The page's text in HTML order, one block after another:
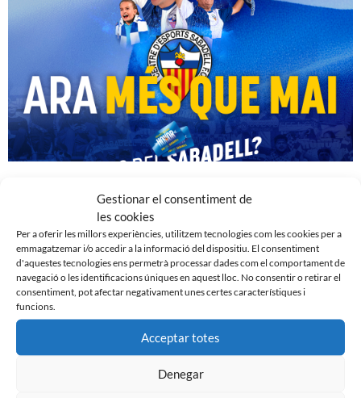
Gestionar el consentiment de
les cookies
Per a oferir les millors experiències, utilitzem tecnologies com les cookies per a
emmagatzemar i/o accedir a la informació del dispositiu. El consentiment
d'aquestes tecnologies ens permetrà processar dades com el comportament de
navegació o les identificacions úniques en aquest lloc. No consentir o retirar el
consentiment, pot afectar negativament unes certes característiques i
funcions.
Acceptar totes
Denegar
17 d'octubre de 2024